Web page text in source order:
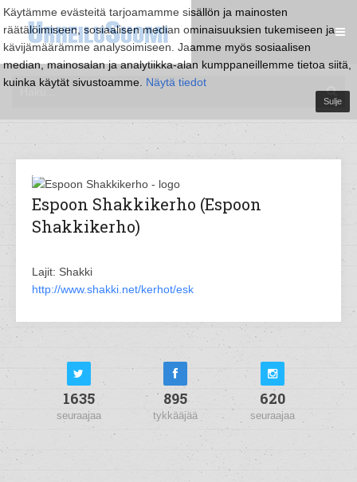
Käytämme evästeitä tarjoamamme sisällön ja mainosten
räätälöimiseen, sosiaalisen median ominaisuuksien tukemiseen ja
kävijämäärämme analysoimiseen. Jaamme myös sosiaalisen
median, mainosalan ja analytiikka-alan kumppaneillemme tietoa siitä,
kuinka käytät sivustoamme. Näytä tiedot
Sulje
Espoon Shakkikerho (Espoon
Shakkikerho)
Lajit: Shakki
http://www.shakki.net/kerhot/esk
1635
seuraajaa
895
tykkääjää
620
seuraajaa